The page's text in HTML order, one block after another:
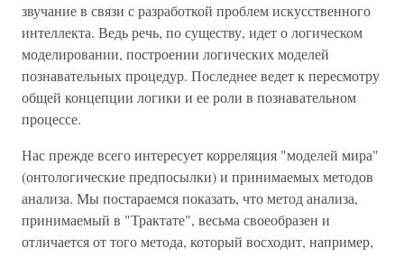
звучание в связи с разработкой проблем искусственного
интеллекта. Ведь речь, по существу, идет о логическом
моделировании, построении логических моделей
познавательных процедур. Последнее ведет к пересмотру
общей концепции логики и ее роли в познавательном
процессе.
Нас прежде всего интересует корреляция "моделей мира"
(онтологические предпосылки) и принимаемых методов
анализа. Мы постараемся показать, что метод анализа,
принимаемый в "Трактате", весьма своеобразен и
отличается от того метода, который восходит, например,